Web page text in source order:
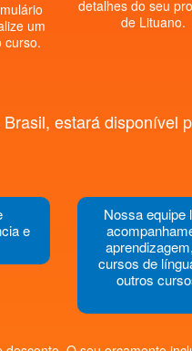
um
curso.
detalhes do seu
de Lituano.
estará disponível
e
Nossa equipe
cursos de
outros